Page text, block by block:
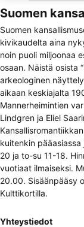
Suomen
Suomen
kivikaudelta aina
noin puoli miljoonaa
osaan. Näistä osista
arkeologinen
aikaan keskiajalta
Mannerheimintien
Lindgren ja Eliel
kuitenkin
20 ja to-su 11-18.
vuotiaat ilmaiseksi.
20.00. Sisäänpääsy
Kulttikortilla.
Yhteystiedot